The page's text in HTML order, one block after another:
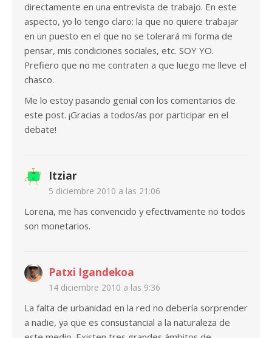
directamente en una entrevista de trabajo. En este
aspecto, yo lo tengo claro: la que no quiere trabajar
en un puesto en el que no se tolerará mi forma de
pensar, mis condiciones sociales, etc. SOY YO.
Prefiero que no me contraten a que luego me lleve el
chasco.
Me lo estoy pasando genial con los comentarios de
este post. ¡Gracias a todos/as por participar en el
debate!
Itziar
5 diciembre 2010 a las 21:06
Lorena, me has convencido y efectivamente no todos
son monetarios.
Patxi Igandekoa
14 diciembre 2010 a las 9:36
La falta de urbanidad en la red no debería sorprender
a nadie, ya que es consustancial a la naturaleza de